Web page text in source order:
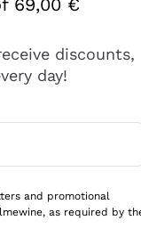
di prezzo. Le
69,00 €
discounts,
day!
and promotional
as required by